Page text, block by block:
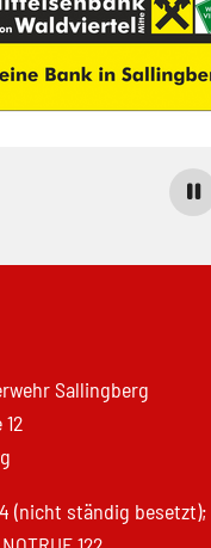
Sallingberg
(nicht ständig